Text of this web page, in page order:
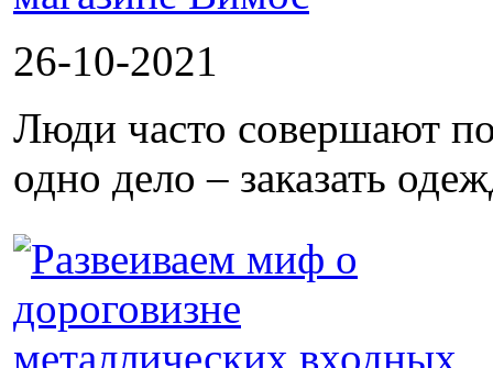
26-10-2021
Люди часто совершают
одно дело – заказать